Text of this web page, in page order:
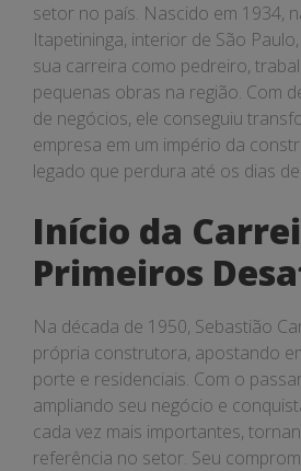
setor no país. Nascido em 1934,
Itapetininga, interior de São
sua carreira como pedreiro,
pequenas obras na região. Com
de negócios, ele conseguiu
empresa em um império da
legado que perdura até os dias
Início da
Primeiros
Na década de 1950, Sebastião
própria construtora, apostando
porte e residenciais. Com o
ampliando seu negócio e
cada vez mais importantes,
referência no setor. Seu